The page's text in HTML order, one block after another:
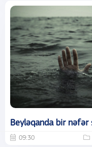
Beyləqanda bir nəfər
09:30